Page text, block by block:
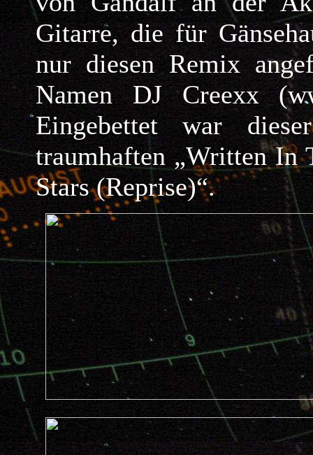
Gitarre, die für
nur diesen Remix
Namen DJ Creexx
Eingebettet war
traumhaften „Written In
Stars (Reprise)“.